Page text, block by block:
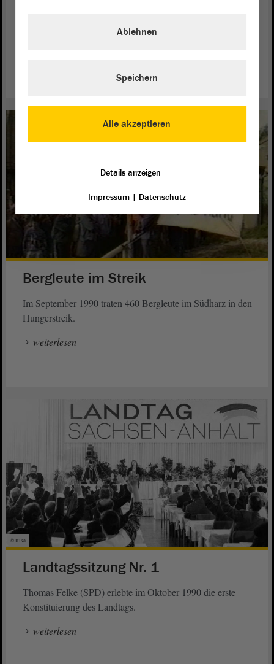
Bergleute im Streik
Im September 1990 traten 460 Bergleute im Südharz in den
Hungerstreik.
weiterlesen
© ltlsa
Landtagssitzung Nr. 1
Thomas Felke (SPD) erlebte im Oktober 1990 die erste
Konstituierung des Landtags.
weiterlesen
Alle akzeptieren
Ablehnen
Speichern
Details anzeigen
Impressum| Datenschutz